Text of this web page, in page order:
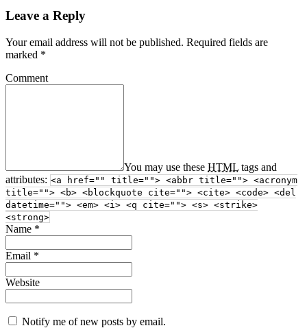
Leave a Reply
Your email address will not be published. Required fields are
marked *
Comment
You may use these HTML tags and
attributes: <a href="" title=""> <abbr title=""> <acronym
title=""> <b> <blockquote cite=""> <cite> <code> <del
datetime=""> <em> <i> <q cite=""> <s> <strike>
<strong>
Name *
Email *
Website
Notify me of new posts by email.